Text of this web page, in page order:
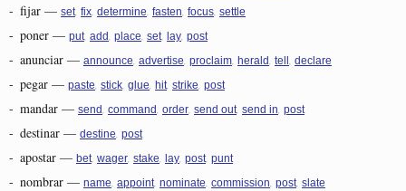
- fijar — set fix determine fasten focus settle
- poner — put add place set lay post
- anunciar — announce advertise proclaim herald tell declare
- pegar — paste stick glue hit strike post
- mandar — send command order send out send in post
- destinar — destine post
- apostar — bet wager stake lay post punt
- nombrar — name appoint nominate commission post slate